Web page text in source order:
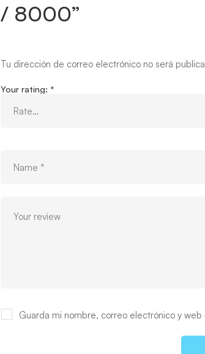
/ 8000”
Tu dirección de correo electrónico no será
Your rating: *
Guarda mi nombre, correo electrónico y